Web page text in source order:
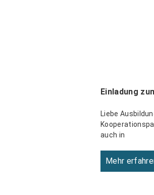
Einladung
Liebe
auch in
Mehr